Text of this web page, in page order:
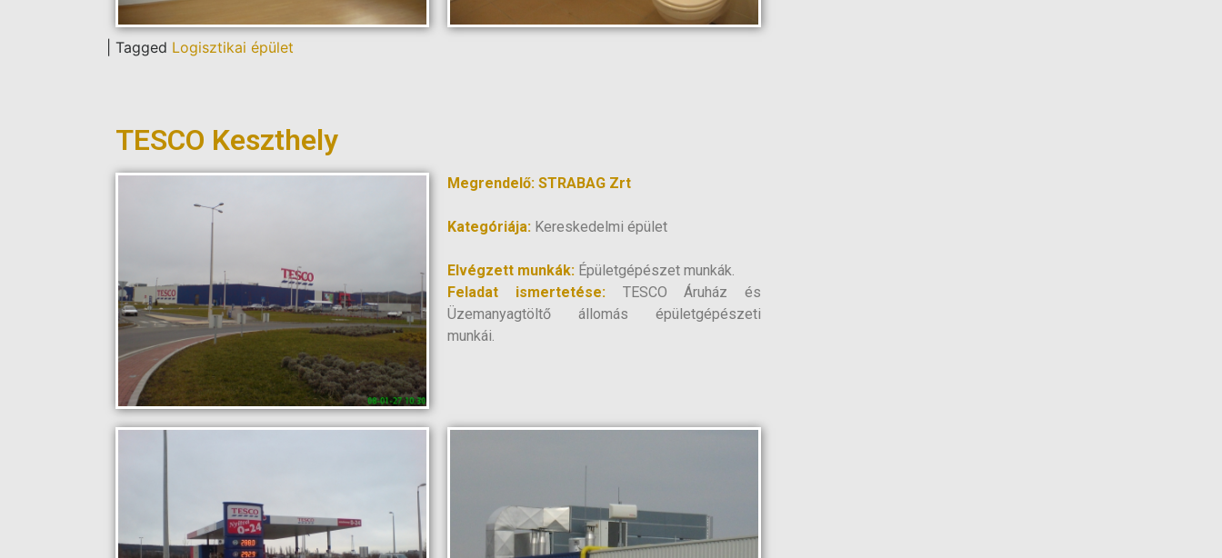
Tagged Logisztikai épület
TESCO Keszthely
Megrendelő: STRABAG Zrt
Kategóriája: Kereskedelmi épület
Elvégzett munkák: Épületgépészet munkák.
Feladat ismertetése: TESCO Áruház és
Üzemanyagtöltő állomás épületgépészeti
munkái.